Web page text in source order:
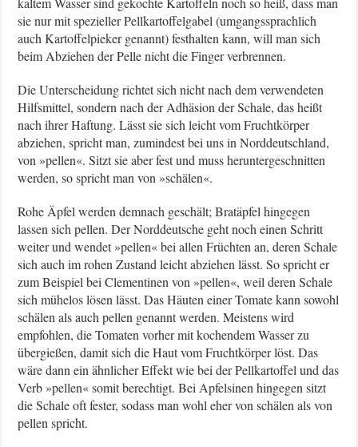
sie nur mit spezieller Pellkartoffelgabel (umgangssprachlich
auch Kartoffelpieker genannt) festhalten kann, will man sich
beim Abziehen der Pelle nicht die Finger verbrennen.
Die Unterscheidung richtet sich nicht nach dem verwendeten
Hilfsmittel, sondern nach der Adhäsion der Schale, das heißt
nach ihrer Haftung. Lässt sie sich leicht vom Fruchtkörper
abziehen, spricht man, zumindest bei uns in Norddeutschland,
von »pellen«. Sitzt sie aber fest und muss heruntergeschnitten
werden, so spricht man von »schälen«.
Rohe Äpfel werden demnach geschält; Bratäpfel hingegen
lassen sich pellen. Der Norddeutsche geht noch einen Schritt
weiter und wendet »pellen« bei allen Früchten an, deren Schale
sich auch im rohen Zustand leicht abziehen lässt. So spricht er
zum Beispiel bei Clementinen von »pellen«, weil deren Schale
sich mühelos lösen lässt. Das Häuten einer Tomate kann sowohl
schälen als auch pellen genannt werden. Meistens wird
empfohlen, die Tomaten vorher mit kochendem Wasser zu
übergießen, damit sich die Haut vom Fruchtkörper löst. Das
wäre dann ein ähnlicher Effekt wie bei der Pellkartoffel und das
Verb »pellen« somit berechtigt. Bei Apfelsinen hingegen sitzt
die Schale oft fester, sodass man wohl eher von schälen als von
pellen spricht.